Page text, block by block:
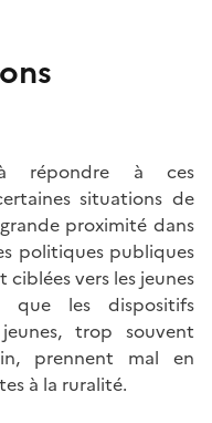
répondre à ces
situations de
proximité dans
politiques publiques
vers les jeunes
que les dispositifs
trop souvent
prennent mal en
à la ruralité.